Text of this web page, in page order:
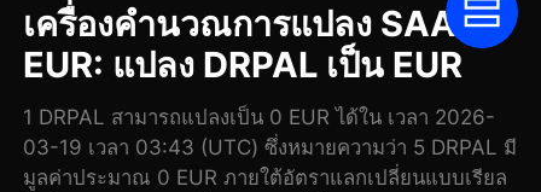
เครื่องคำนวณการแปลง SAA-AI
EUR: แปลง DRPAL เป็น EUR
1 DRPAL สามารถแปลงเป็น 0 EUR ได้ใน เวลา 2026-
03-19 เวลา 03:43 (UTC) ซึ่งหมายความว่า 5 DRPAL มี
มูลค่าประมาณ 0 EUR ภายใต้อัตราแลกเปลี่ยนแบบเรียล